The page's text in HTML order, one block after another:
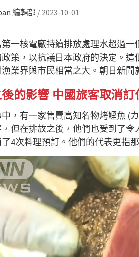
編輯部 / 2023-10-01
第一核電廠持續排放處理水超過
策，以抗議日本政府的決定。
漁業界與市民相當之大。朝日新
的影響 中國旅客取消訂
，有一家售賣高知名物烤鰹魚 (
但在排放之後，他們也受到了
4次料理預訂。他們的代表更指